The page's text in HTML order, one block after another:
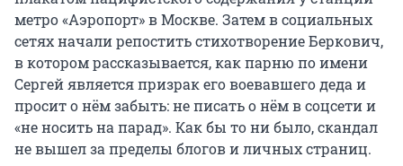
метро «Аэропорт» в Москве. Затем в социальных
сетях начали репостить стихотворение Беркович,
в котором рассказывается, как парню по имени
Сергей является призрак его воевавшего деда и
просит о нём забыть: не писать о нём в соцсети и
«не носить на парад». Как бы то ни было, скандал
не вышел за пределы блогов и личных страниц.